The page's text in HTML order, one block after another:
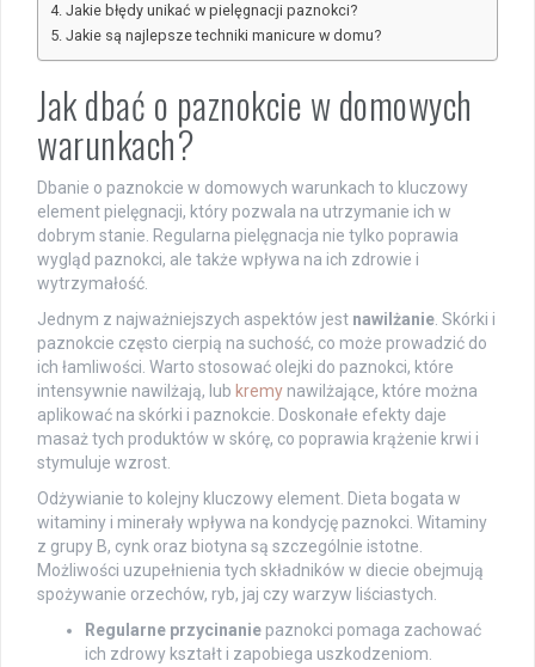
Jakie błędy unikać w pielęgnacji paznokci?
Jakie są najlepsze techniki manicure w domu?
Jak dbać o paznokcie w domowych
warunkach?
Dbanie o paznokcie w domowych warunkach to kluczowy
element pielęgnacji, który pozwala na utrzymanie ich w
dobrym stanie. Regularna pielęgnacja nie tylko poprawia
wygląd paznokci, ale także wpływa na ich zdrowie i
wytrzymałość.
Jednym z najważniejszych aspektów jest nawilżanie. Skórki i
paznokcie często cierpią na suchość, co może prowadzić do
ich łamliwości. Warto stosować olejki do paznokci, które
intensywnie nawilżają, lub kremy nawilżające, które można
aplikować na skórki i paznokcie. Doskonałe efekty daje
masaż tych produktów w skórę, co poprawia krążenie krwi i
stymuluje wzrost.
Odżywianie to kolejny kluczowy element. Dieta bogata w
witaminy i minerały wpływa na kondycję paznokci. Witaminy
z grupy B, cynk oraz biotyna są szczególnie istotne.
Możliwości uzupełnienia tych składników w diecie obejmują
spożywanie orzechów, ryb, jaj czy warzyw liściastych.
Regularne przycinanie paznokci pomaga zachować
ich zdrowy kształt i zapobiega uszkodzeniom.